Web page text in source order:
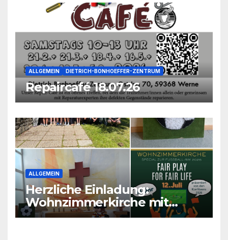
ALLGEMEIN DIETRICH-BONHOEFFER-ZENTRUM
Repaircafé 18.07.26
ALLGEMEIN
Herzliche Einladung:
Wohnzimmerkirche mit
unseren Konfis